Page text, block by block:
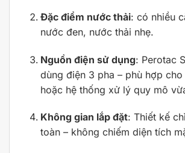
Đặc điểm nước thải: có nhiều
nước đen, nước thải nhẹ.
Nguồn điện sử dụng: Perotac
dùng điện 3 pha – phù hợp
hoặc hệ thống xử lý quy mô
Không gian lắp đặt: Thiết kế
toàn – không chiếm diện tích